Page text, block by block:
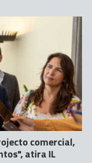
comercial,
atira IL